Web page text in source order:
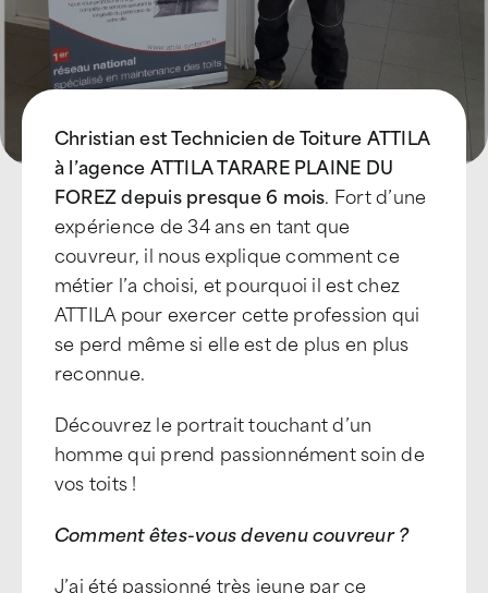
Christian est Technicien de Toiture ATTILA
à l’agence ATTILA TARARE PLAINE DU
FOREZ depuis presque 6 mois. Fort d’une
expérience de 34 ans en tant que
couvreur, il nous explique comment ce
métier l’a choisi, et pourquoi il est chez
ATTILA pour exercer cette profession qui
se perd même si elle est de plus en plus
reconnue.
Découvrez le portrait touchant d’un
homme qui prend passionnément soin de
vos toits !
Comment êtes-vous devenu couvreur ?
J’ai été passionné très jeune par ce